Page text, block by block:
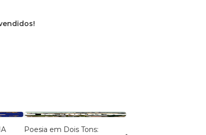
Poesia em Dois Tons: